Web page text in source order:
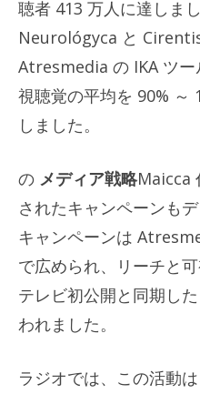
聴者 413 万人に達しまし
Neurológyca と
Atresmedia の IKA ツ
視聴覚の平均を 90% ～
しました。
の メディア戦略Maicca
されたキャンペーンも
キャンペーンは
で広められ、リーチと
テレビ初公開と同期し
われました。
ラジオでは、この活動